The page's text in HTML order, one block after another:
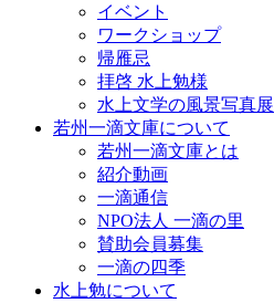
イベント
ワークショップ
帰雁忌
拝啓 水上勉様
水上文学の風景写真展
若州一滴文庫について
若州一滴文庫とは
紹介動画
一滴通信
NPO法人 一滴の里
賛助会員募集
一滴の四季
水上勉について